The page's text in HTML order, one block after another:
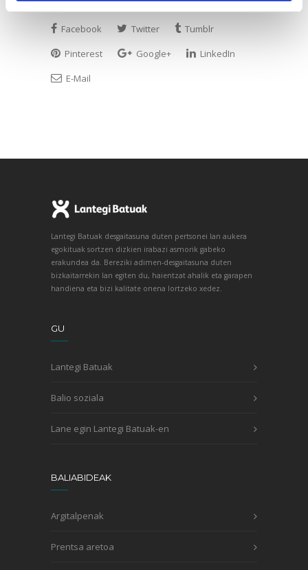
Facebook Twitter
Tumblr
Pinterest
Google+
LinkedIn
E-Mail
Lantegi Batuak desgaitasuna duten pertsonei lan aukera
egokituak sortzen dizkien irabazi asmorik gabeko
erakundea da. Bereziki adimen-desgaitasuna duten
bizkaitarrekin lan egiten du, haientzat ahalik eta garapen
handiena eta bizi kalitate onena lortzeko xedez.
GU
Lantegi Batuak
Balio soziala
Lane egin Lantegi Batuak-en
BALIABIDEAK
Argitalpenak
Prentsa aretoa